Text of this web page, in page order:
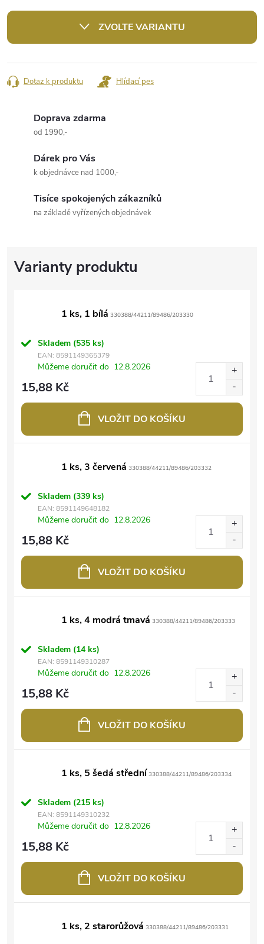
cena:
ZVOLTE VARIANTU
Dotaz k produktu Hlídací pes
Doprava zdarma
od 1990,-
Dárek pro Vás
k objednávce nad 1000,-
Tisíce spokojených zákazníků
na základě vyřízených objednávek
1 ks, 1 bílá 330388/44211/89486/203330
Skladem (535 ks)
EAN: 8591149365379
Můžeme doručit do 12.8.2026
15,88 Kč
VLOŽIT DO KOŠÍKU
1 ks, 3 červená 330388/44211/89486/203332
Skladem (339 ks)
EAN: 8591149648182
Můžeme doručit do 12.8.2026
15,88 Kč
VLOŽIT DO KOŠÍKU
1 ks, 4 modrá tmavá 330388/44211/89486/203333
Skladem (14 ks)
EAN: 8591149310287
Můžeme doručit do 12.8.2026
15,88 Kč
VLOŽIT DO KOŠÍKU
1 ks, 5 šedá střední 330388/44211/89486/203334
Skladem (215 ks)
EAN: 8591149310232
Můžeme doručit do 12.8.2026
15,88 Kč
VLOŽIT DO KOŠÍKU
1 ks, 2 starorůžová 330388/44211/89486/203331